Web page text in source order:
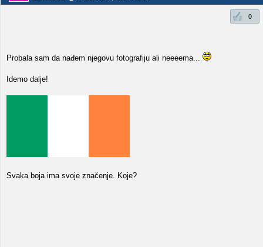
0
Probala sam da nađem njegovu fotografiju ali neeeema...
Idemo dalje!
Svaka boja ima svoje značenje. Koje?